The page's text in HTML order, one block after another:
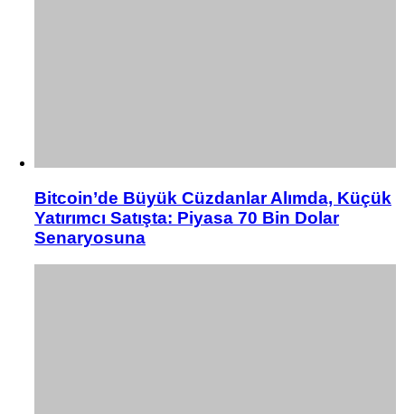
Bitcoin’de Büyük Cüzdanlar Alımda, Küçük
Yatırımcı Satışta: Piyasa 70 Bin Dolar
Senaryosuna